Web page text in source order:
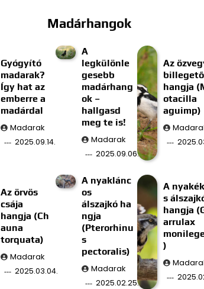
Madárhangok
Gyógyító
madarak?
Így hat az
emberre a
madárdal
Madarak
2025.09.14.
A
legkülönle
gesebb
madárhang
ok –
hallgasd
meg te is!
Madarak
2025.09.06.
Az
billegető
hangja
otacilla
aguimp)
Az örvös
csája
hangja (Ch
auna
torquata)
Madarak
2025.03.04.
A nyaklánc
os
álszajkó ha
ngja
(Pterorhinu
s
pectoralis)
Madarak
2025.02.25.
A
s
hangja
arrulax
)